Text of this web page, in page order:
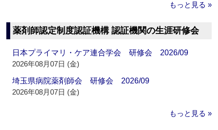
もっと見る »
薬剤師認定制度認証機構 認証機関の生涯研修会
日本プライマリ・ケア連合学会 研修会 2026/09
2026年08月07日 (金)
埼玉県病院薬剤師会 研修会 2026/09
2026年08月07日 (金)
もっと見る »